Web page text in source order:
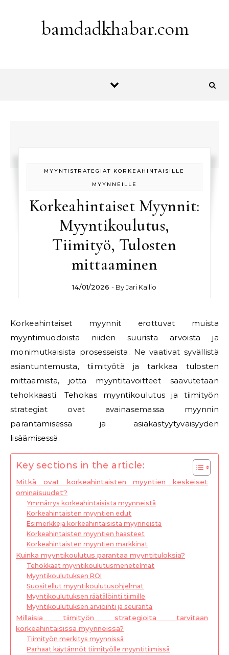
bamdadkhabar.com
MYYNTISTRATEGIAT KORKEAHINTAISILLE
MYYNNEILLE
Korkeahintaiset Myynnit:
Myyntikoulutus,
Tiimityö, Tulosten
mittaaminen
14/01/2026 - ByJari Kallio
Korkeahintaiset myynnit erottuvat muista
myyntimuodoista niiden suurista arvoista ja
monimutkaisista prosesseista. Ne vaativat syvällistä
asiantuntemusta, tiimityötä ja tarkkaa tulosten
mittaamista, jotta myyntitavoitteet saavutetaan
tehokkaasti. Tehokas myyntikoulutus ja tiimityön
strategiat ovat avainasemassa myynnin
parantamisessa ja asiakastyytyväisyyden
lisäämisessä.
Key sections in the article:
Mitkä ovat korkeahintaisten myyntien keskeiset
ominaisuudet?
Ymmärrys korkeahintaisista myynneistä
Korkeahintaisten myyntien edut
Esimerkkejä korkeahintaisista myynneistä
Korkeahintaisten myyntien haasteet
Korkeahintaisten myyntien markkinat
Kuinka myyntikoulutus parantaa myyntituloksia?
Tehokkaat myyntikoulutusmenetelmät
Myyntikoulutuksen ROI
Suositellut myyntikoulutusohjelmat
Myyntikoulutuksen räätälöinti tiimille
Myyntikoulutuksen arviointi ja seuranta
Millaisia tiimityön strategioita tarvitaan
korkeahintaisissa myynneissä?
Tiimityön merkitys myynnissä
Parhaat käytännöt tiimityölle myyntitiimissä